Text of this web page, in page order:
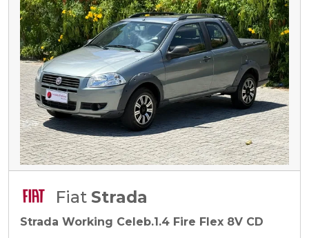
Fiat Strada
Strada Working Celeb.1.4 Fire Flex 8V CD